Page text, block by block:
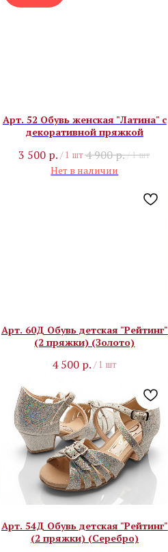
Арт. 52 Обувь женская "Латина" с
декоративной пряжкой
3 500 р. / 1 шт4 900р./1 шт
Нет в наличии
Арт. 60Д Обувь детская "Рейтинг"
(2 пряжки) (Золото)
4 500 р. / 1 шт
Арт. 54Д Обувь детская "Рейтинг"
(2 пряжки) (Серебро)